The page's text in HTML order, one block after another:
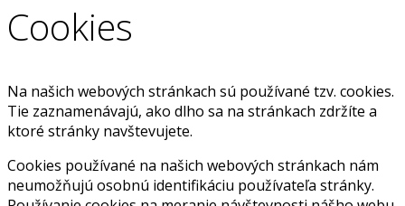
Cookies
Na našich webových stránkach sú používané tzv. cookies.
Tie zaznamenávajú, ako dlho sa na stránkach zdržíte a
ktoré stránky navštevujete.
Cookies používané na našich webových stránkach nám
neumožňujú osobnú identifikáciu používateľa stránky.